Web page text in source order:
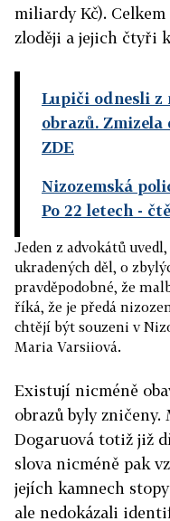
miliardy Kč).
zloději a jejich čtyři
Lupiči odnesli z
obrazů.
ZDE
Nizozemská
Po 22 letech -
Jeden z advokátů
ukradených děl, o
pravděpodobné, že
říká, že je předá
chtějí být souzeni v
Maria Varsiiová.
Existují nicméně
obrazů byly
Dogaruová totiž již
slova nicméně pak
jejích kamnech
ale nedokázali